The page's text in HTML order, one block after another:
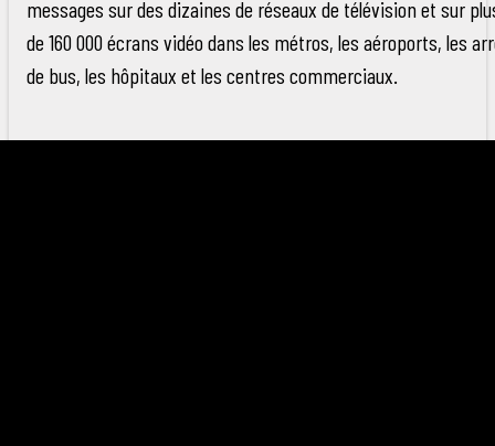
messages sur des dizaines de réseaux de télévision et sur
de 160 000 écrans vidéo dans les métros, les aéroports, les
de bus, les hôpitaux et les centres commerciaux.